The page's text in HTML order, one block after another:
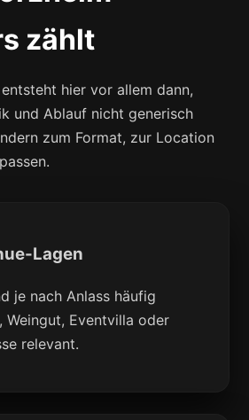
zählt
hier vor allem dann,
und Ablauf nicht generisch
zum Format, zur Location
Lagen
je nach Anlass häufig
Weingut, Eventvilla oder
relevant.